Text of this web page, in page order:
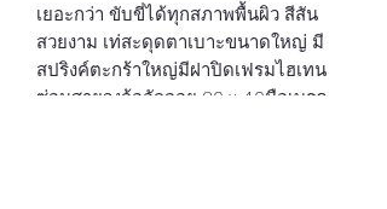
เยอะกว่า ขับขี่ได้ทุกสภาพพื้นผิว สีสัน
สวยงาม เท่สะดุดตาเบาะขนาดใหญ่ มี
สปริงค์ตะกร้าใหญ่มีฝาปิดเฟรมไฮเทน
ซ่อนสายวงล้ออัลลอย 20 x 4.0มือเบรค